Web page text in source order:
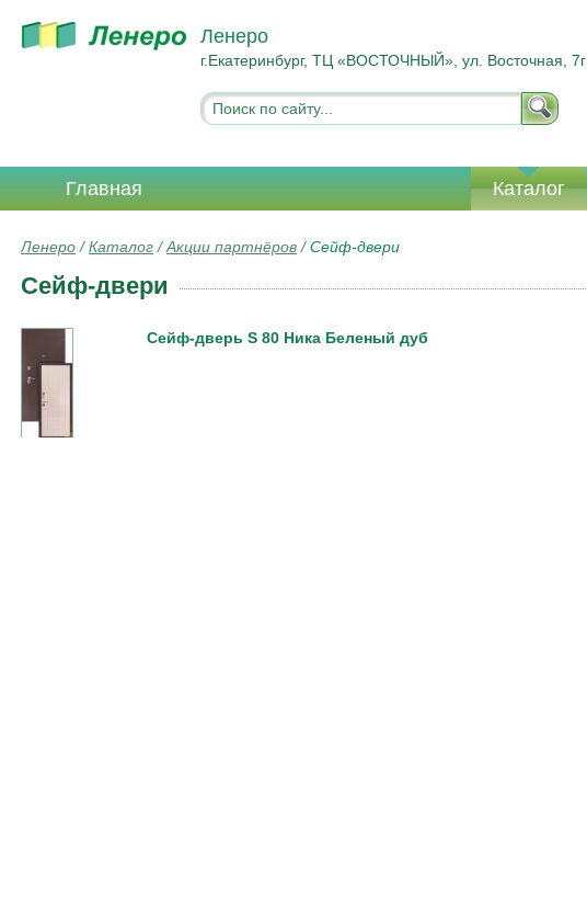
Ленеро
г.Екатеринбург, ТЦ «ВОСТОЧНЫЙ», ул. Восточная, 7г
Главная Каталог
Ленеро /Каталог /Акции партнёров /Сейф-двери
Сейф-двери
Сейф-дверь S 80 Ника Беленый дуб